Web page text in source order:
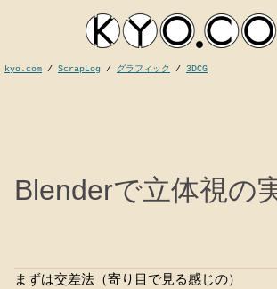
kyocom
kyo.com / ScrapLog / グラフィック / 3DCG
Blenderで立体視の
まずは交差法（寄り目で見る感じの）